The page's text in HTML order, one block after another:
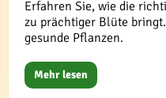
Erfahren Sie, wie die
zu prächtiger Blüte
gesunde Pflanzen.
Mehr lesen